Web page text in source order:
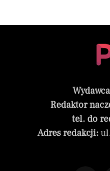
Redaktor
tel. do
Adres redakcji:ul.